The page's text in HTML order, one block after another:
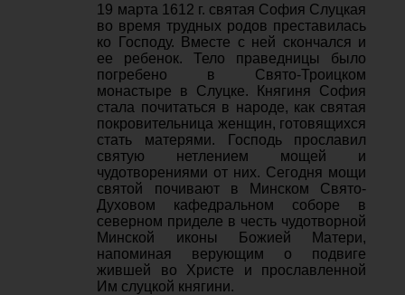
19 марта 1612 г. святая София Слуцкая
во время трудных родов преставилась
ко Господу. Вместе с ней скончался и
ее ребенок. Тело праведницы было
погребено в Свято-Троицком
монастыре в Слуцке. Княгиня София
стала почитаться в народе, как святая
покровительница женщин, готовящихся
стать матерями. Господь прославил
святую нетлением мощей и
чудотворениями от них. Сегодня мощи
святой почивают в Минском Свято-
Духовом кафедральном соборе в
северном приделе в честь чудотворной
Минской иконы Божией Матери,
напоминая верующим о подвиге
жившей во Христе и прославленной
Им слуцкой княгини.